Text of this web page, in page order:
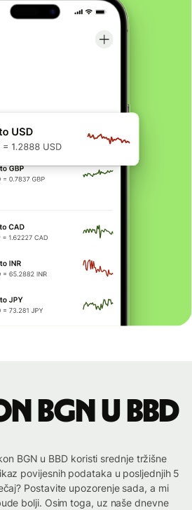
BGN u BBD
BGN u BBD koristi srednje tržišne
povijesnih podataka u posljednjih 5
Postavite upozorenje sada, a mi
bolji. Osim toga, uz naše dnevne